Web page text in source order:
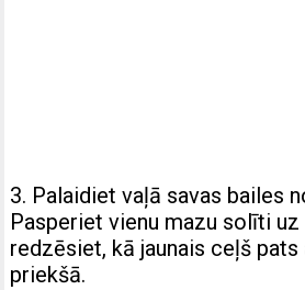
3. Palaidiet vaļā savas bailes
Pasperiet vienu mazu solīti uz
redzēsiet, kā jaunais ceļš pats
priekšā.